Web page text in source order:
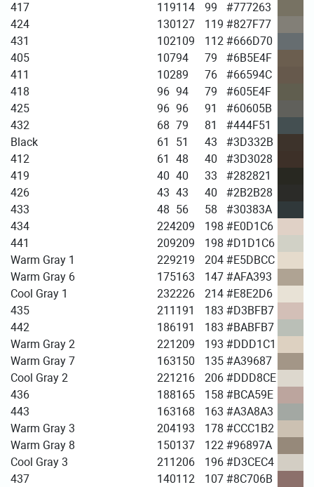
417
119114 99
#777263
424
130127 119 #827F77
431
102109 112 #666D70
405
10794 79
#6B5E4F
411
10289 76
#66594C
418
96 94 79
#605E4F
425
96 96 91
#60605B
432
68 79 81
#444F51
Black
61 51 43
#3D332B
412
61 48 40
#3D3028
419
40 40 33
#282821
426
43 43 40
#2B2B28
433
48 56 58
#30383A
434
224209 198 #E0D1C6
441
209209 198 #D1D1C6
Warm Gray 1
229219 204 #E5DBCC
Warm Gray 6
175163 147 #AFA393
Cool Gray 1
232226 214 #E8E2D6
435
211 191 183 #D3BFB7
442
186191 183 #BABFB7
Warm Gray 2
221 209 193 #DDD1C1
Warm Gray 7
163150 135 #A39687
Cool Gray 2
221 216 206 #DDD8CE
436
188165 158 #BCA59E
443
163168 163 #A3A8A3
Warm Gray 3
204193 178 #CCC1B2
Warm Gray 8
150137 122 #96897A
Cool Gray 3
211 206 196 #D3CEC4
437
140112 107 #8C706B